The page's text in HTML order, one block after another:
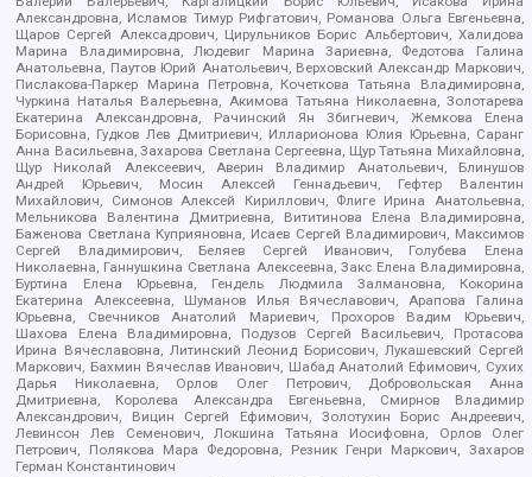
Александровна, Исламов Тимур Рифгатович, Романова Ольга Евгеньевна,
Щаров Сергей Алексадрович, Цирульников Борис Альбертович, Халидова
Марина Владимировна, Людевиг Марина Зариевна, Федотова Галина
Анатольевна, Паутов Юрий Анатольевич, Верховский Александр Маркович,
Пислакова-Паркер Марина Петровна, Кочеткова Татьяна Владимировна,
Чуркина Наталья Валерьевна, Акимова Татьяна Николаевна, Золотарева
Екатерина Александровна, Рачинский Ян Збигневич, Жемкова Елена
Борисовна, Гудков Лев Дмитриевич, Илларионова Юлия Юрьевна, Саранг
Анна Васильевна, Захарова Светлана Сергеевна, Щур Татьяна Михайловна,
Щур Николай Алексеевич, Аверин Владимир Анатольевич, Блинушов
Андрей Юрьевич, Мосин Алексей Геннадьевич, Гефтер Валентин
Михайлович, Симонов Алексей Кириллович, Флиге Ирина Анатольевна,
Мельникова Валентина Дмитриевна, Вититинова Елена Владимировна,
Баженова Светлана Куприяновна, Исаев Сергей Владимирович, Максимов
Сергей Владимирович, Беляев Сергей Иванович, Голубева Елена
Николаевна, Ганнушкина Светлана Алексеевна, Закс Елена Владимировна,
Буртина Елена Юрьевна, Гендель Людмила Залмановна, Кокорина
Екатерина Алексеевна, Шуманов Илья Вячеславович, Арапова Галина
Юрьевна, Свечников Анатолий Мариевич, Прохоров Вадим Юрьевич,
Шахова Елена Владимировна, Подузов Сергей Васильевич, Протасова
Ирина Вячеславовна, Литинский Леонид Борисович, Лукашевский Сергей
Маркович, Бахмин Вячеслав Иванович, Шабад Анатолий Ефимович, Сухих
Дарья Николаевна, Орлов Олег Петрович, Добровольская Анна
Дмитриевна, Королева Александра Евгеньевна, Смирнов Владимир
Александрович, Вицин Сергей Ефимович, Золотухин Борис Андреевич,
Левинсон Лев Семенович, Локшина Татьяна Иосифовна, Орлов Олег
Петрович, Полякова Мара Федоровна, Резник Генри Маркович, Захаров
Герман Константинович